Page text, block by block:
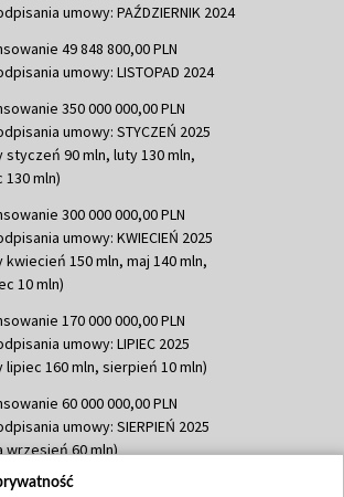
umowy: PAŹDZIERNIK 2024
49 848 800,00 PLN
umowy: LISTOPAD 2024
350 000 000,00 PLN
umowy: STYCZEŃ 2025
styczeń 90 mln, luty 130 mln,
130 mln)
300 000 000,00 PLN
umowy: KWIECIEŃ 2025
kwiecień 150 mln, maj 140 mln,
10 mln)
170 000 000,00 PLN
umowy: LIPIEC 2025
lipiec 160 mln, sierpień 10 mln)
60 000 000,00 PLN
umowy: SIERPIEŃ 2025
wrzesień 60 mln)
635 783 051,21 PLN